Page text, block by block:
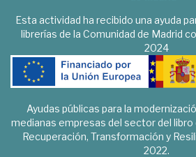
Esta actividad ha recibido una ayuda
librerías de la Comunidad de Madrid
2024
Ayudas públicas para la
medianas empresas del sector del libro
Recuperación, Transformación y
2022.